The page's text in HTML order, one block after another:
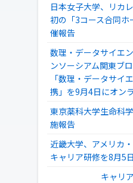
日本女子大学、リカ
初の「3コース合同
催報告
数理・データサイエ
ンソーシアム関東ブ
「数理・データサイ
携」を9月4日にオン
東京薬科大学生命科
施報告
近畿大学、アメリカ
キャリア研修を8月5
キャリ